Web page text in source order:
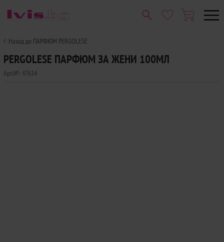
Назад до ПАРФЮМ PERGOLESE
PERGOLESE ПАРФЮМ ЗА ЖЕНИ 100МЛ
Арт.№: 47614